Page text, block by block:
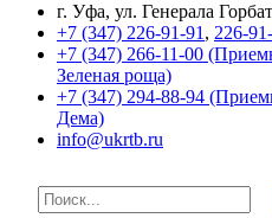
г. Уфа, ул. Генерала
+7 (347) 226-91-91 , 226-
+7 (347) 266-11-00
Зеленая роща)
+7 (347) 294-88-94
Дема)
info@ukrtb.ru